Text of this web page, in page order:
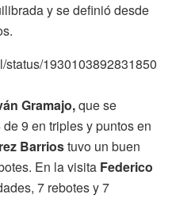
y se definió desde
status/1930103892831850
Gramajo,que se
9 en triples y puntos en
Barriostuvo un buen
En la visita Federico
7 rebotes y 7